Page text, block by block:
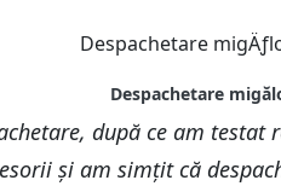
după ce am testat
și am simțit că